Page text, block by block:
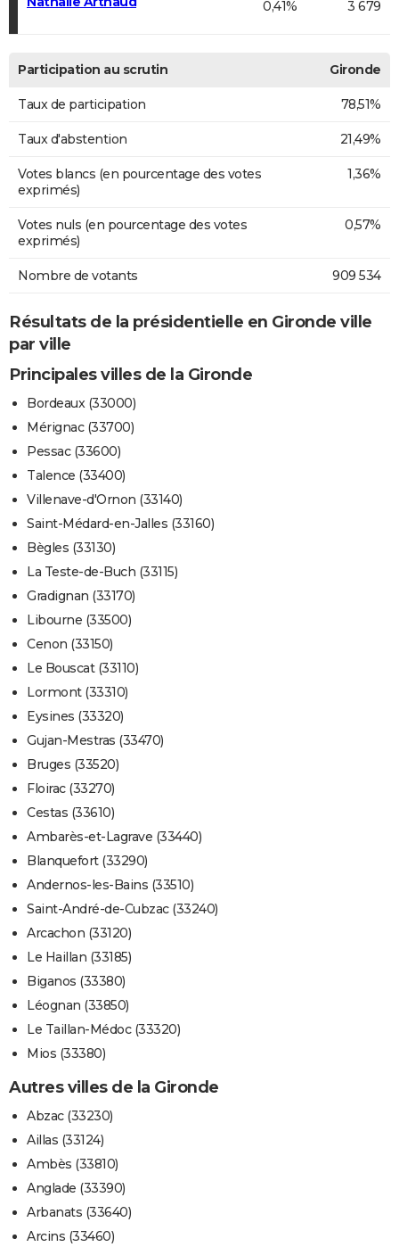
0,41% 3 679
Participation au scrutin Gironde
Taux de participation 78,51%
Taux d'abstention 21,49%
Votes blancs (en pourcentage des votes
exprimés)
1,36%
Votes nuls (en pourcentage des votes
exprimés)
0,57%
Nombre de votants 909 534
Résultats de la présidentielle en Gironde ville
par ville
Principales villes de la Gironde
Bordeaux (33000)
Mérignac (33700)
Pessac (33600)
Talence (33400)
Villenave-d'Ornon (33140)
Saint-Médard-en-Jalles (33160)
Bègles (33130)
La Teste-de-Buch (33115)
Gradignan (33170)
Libourne (33500)
Cenon (33150)
Le Bouscat (33110)
Lormont (33310)
Eysines (33320)
Gujan-Mestras (33470)
Bruges (33520)
Floirac (33270)
Cestas (33610)
Ambarès-et-Lagrave (33440)
Blanquefort (33290)
Andernos-les-Bains (33510)
Saint-André-de-Cubzac (33240)
Arcachon (33120)
Le Haillan (33185)
Biganos (33380)
Léognan (33850)
Le Taillan-Médoc (33320)
Mios (33380)
Autres villes de la Gironde
Abzac (33230)
Aillas (33124)
Ambès (33810)
Anglade (33390)
Arbanats (33640)
Arcins (33460)